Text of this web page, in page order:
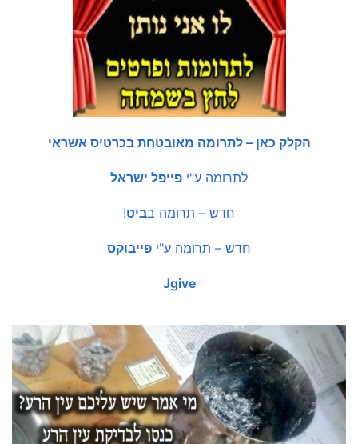
הקלק כאן – לתרומה מאובטחת בכרטיס אשראי
לתרומה ע"י פייפל ישראל
חדש – תרומה בביט!
חדש – תרומה ע"י פייבוקס
Jgive